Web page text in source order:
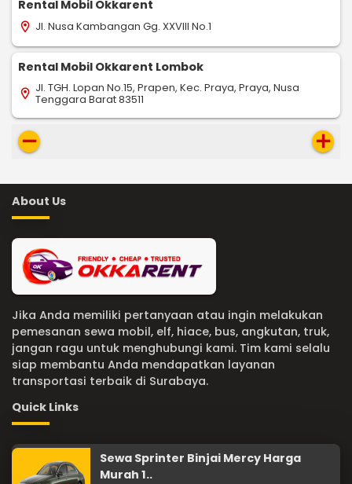
Rental Mobil Okkarent
location_on Jl. Nusa Kambangan Gg. XXVIII No.1
Rental Mobil Okkarent Lombok
location_on Jl. TGH. Lopan No.15, Prapen, Kec. Praya, Praya, Nusa
Tenggara Barat 83511
remove add
About Us
Jika Anda memiliki pertanyaan atau ingin melakukan
pemesanan sewa mobil, elf, hiace, bus, angkutan, truk,
jangan ragu untuk menghubungi kami. Tim kami selalu
siap membantu Anda mendapatkan layanan
transportasi terbaik di Surabaya.
Quick Links
Sewa Sprinter Binjai Mercy Harga
Murah 1..